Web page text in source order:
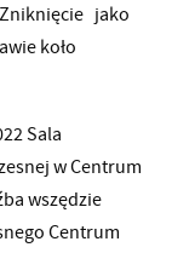
jako
koło
Sala
w Centrum
wszędzie
Centrum